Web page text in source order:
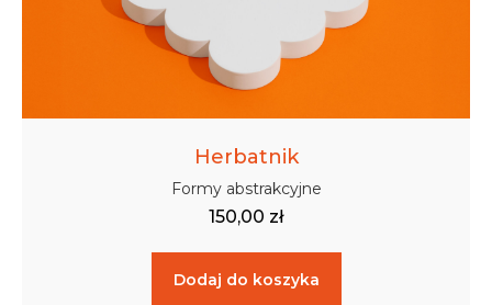
Herbatnik
Formy abstrakcyjne
150,00 zł
Dodaj do koszyka